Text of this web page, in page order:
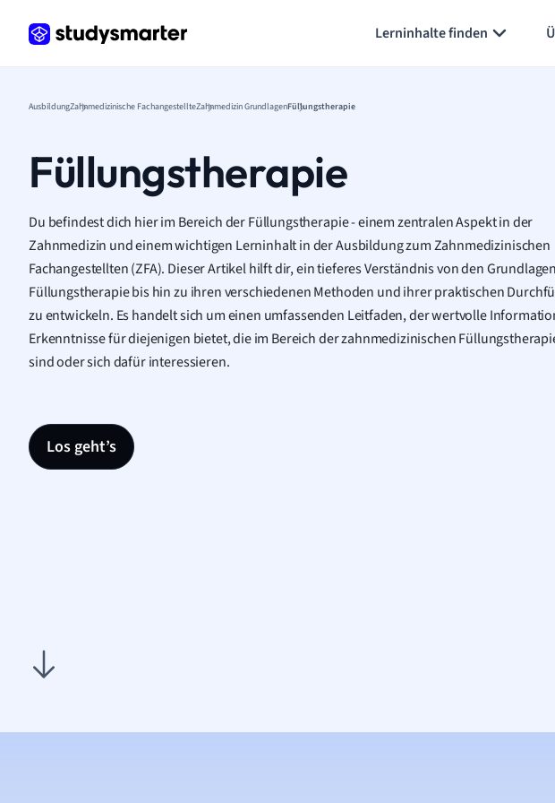
Lerninhalte finden
AusbildungZahnmedizinische FachangestellteZahnmedizin GrundlagenFüllungstherapie
Füllungstherapie
Du befindest dich hier im Bereich der Füllungstherapie - einem zentralen Aspekt in der
Zahnmedizin und einem wichtigen Lerninhalt in der Ausbildung zum Zahnmedizinischen
Fachangestellten (ZFA). Dieser Artikel hilft dir, ein tieferes Verständnis von den
Füllungstherapie bis hin zu ihren verschiedenen Methoden und ihrer praktischen
zu entwickeln. Es handelt sich um einen umfassenden Leitfaden, der wertvolle
Erkenntnisse für diejenigen bietet, die im Bereich der zahnmedizinischen
sind oder sich dafür interessieren.
Los geht’s